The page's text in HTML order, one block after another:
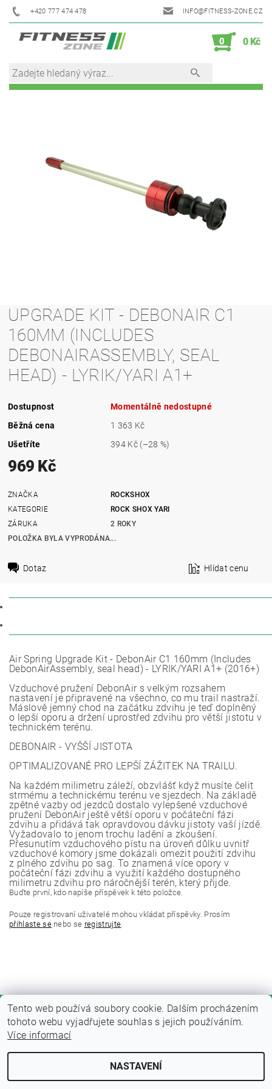
+420 777 474 478 INFO@FITNESS-ZONE.CZ
0 0 Kč
UPGRADE KIT - DEBONAIR C1
160MM (INCLUDES
DEBONAIRASSEMBLY, SEAL
HEAD) - LYRIK/YARI A1+
Dostupnost
Momentálně nedostupné
Běžná cena
1 363 Kč
Ušetříte
394 Kč (–28 %)
969 Kč
ZNAČKA
ROCKSHOX
KATEGORIE
ROCK SHOX YARI
ZÁRUKA
2 ROKY
POLOŽKA BYLA VYPRODÁNA...
Dotaz Hlídat cenu
Air Spring Upgrade Kit - DebonAir C1 160mm (Includes
DebonAirAssembly, seal head) - LYRIK/YARI A1+ (2016+)
Vzduchové pružení DebonAir s velkým rozsahem
nastavení je připravené na všechno, co mu trail nastraží.
Máslově jemný chod na začátku zdvihu je teď doplněný
o lepší oporu a držení uprostřed zdvihu pro větší jistotu v
technickém terénu.
DEBONAIR - VYŠŠÍ JISTOTA
OPTIMALIZOVANÉ PRO LEPŠÍ ZÁŽITEK NA TRAILU.
Na každém milimetru záleží, obzvlášť když musíte čelit
strmému a technickému terénu ve sjezdech. Na základě
zpětné vazby od jezdců dostalo vylepšené vzduchové
pružení DebonAir ještě větší oporu v počáteční fázi
zdvihu a přidává tak opravdovou dávku jistoty vaší jízdě.
Vyžadovalo to jenom trochu ladění a zkoušení.
Přesunutím vzduchového pístu na úroveň důlku uvnitř
vzduchové komory jsme dokázali omezit použití zdvihu
z plného zdvihu po sag. To znamená více opory v
počáteční fázi zdvihu a využití každého dostupného
milimetru zdvihu pro náročnější terén, který přijde.
Buďte první, kdo napíše příspěvek k této položce.
Pouze registrovaní uživatelé mohou vkládat příspěvky. Prosím
přihlaste senebo se registrujte.
2026 © Fitness zone, všechna práva vyhrazenaUpravit nastavení cookies
Tento web používá soubory cookie. Dalším procházením
tohoto webu vyjadřujete souhlas s jejich používáním.
Více informací
NASTAVENÍ